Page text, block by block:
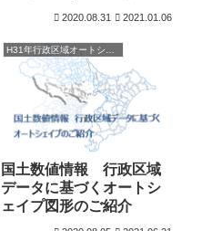
2020.08.31 2021.01.06
国土数値情報 行政区域
データに基づくオートシ
ェイプ図形のご紹介